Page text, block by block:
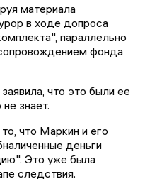
материала
в ходе допроса
параллельно
фонда
что это были ее
знает.
что Маркин и его
деньги
Это уже была
следствия.